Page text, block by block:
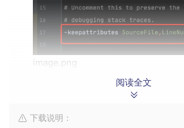
image.png
这个其实默认是注释的直接放开注释
# Uncomment this to preserve the line
阅读全文
下载说明：